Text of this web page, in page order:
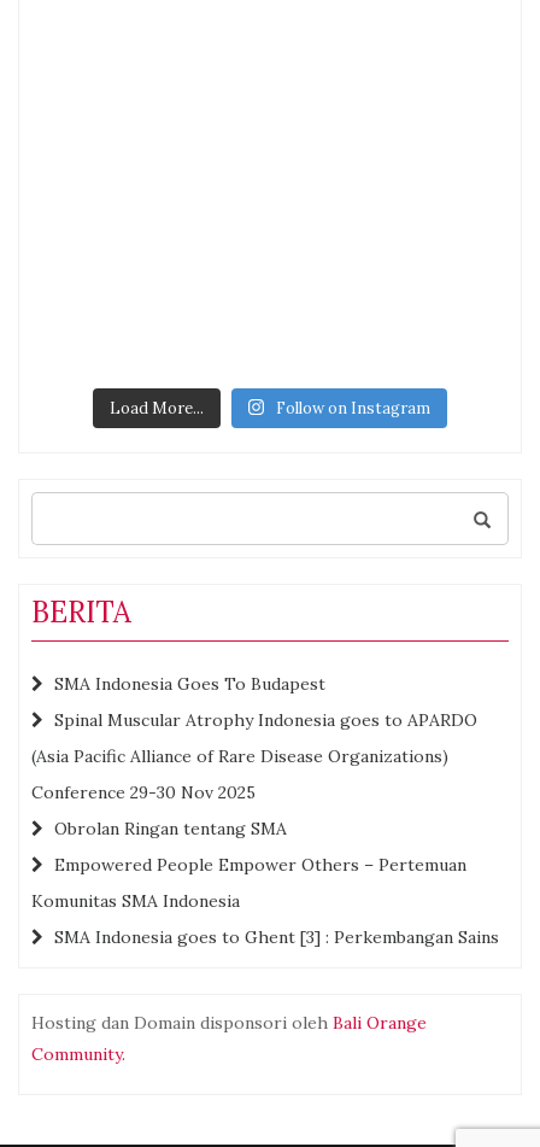
Load More... Follow on Instagram
Search
BERITA
SMA Indonesia Goes To Budapest
Spinal Muscular Atrophy Indonesia goes to APARDO
(Asia Pacific Alliance of Rare Disease Organizations)
Conference 29-30 Nov 2025
Obrolan Ringan tentang SMA
Empowered People Empower Others – Pertemuan
Komunitas SMA Indonesia
SMA Indonesia goes to Ghent [3] : Perkembangan Sains
Hosting dan Domain disponsori oleh Bali Orange
Community.